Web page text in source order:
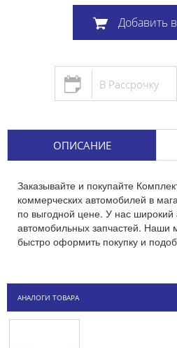
Добавить
В Рассрочку
ОПИСАНИЕ
Заказывайте и покупайте
коммерческих автомобилей в
по выгодной цене. У нас широкий
автомобильных запчастей. Наши
быстро оформить покупку и
АНАЛОГИ ТОВАРА